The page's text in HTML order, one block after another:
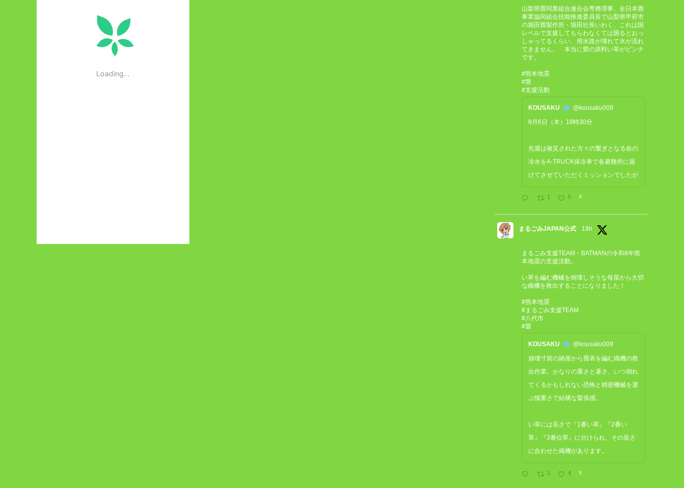
山梨県畳同業組合連合会専務理事、全日本畳
事業協同組合技能推進委員長で山梨県甲府市
の堀田畳製作所・堀田社長いわく、これは国
レベルで支援してもらわなくては困るとおっ
しゃってるくらい、用水路が壊れて水が流れ
てきません。 本当に畳の原料い草がピンチ
です。
#熊本地震
#畳
#支援活動
KOUSAKU
@kousaku009
8月6日（木）18時30分
先週は被災された方々の繋ぎとなる命の
冷水をA-TRUCK保冷車で各避難所に届
けてさせていただくミッションでしたが
1 5 X
まるごみJAPAN公式 18h
まるごみ支援TEAM・BATMANの令和8年熊
本地震の支援活動。
い草を編む機械を倒壊しそうな母屋から大切
な織機を救出することになりました！
#熊本地震
#まるごみ支援TEAM
#八代市
#畳
KOUSAKU
@kousaku009
崩壊寸前の納屋から畳表を編む織機の救
出作業。かなりの重さと暑さ、いつ倒れ
てくるかもしれない恐怖と精密機械を運
ぶ慎重さで結構な緊張感。
い草には長さで『1番い草』『2番い
草』『3番位草』に分けられ、その長さ
に合わせた織機があります。
1 4 X